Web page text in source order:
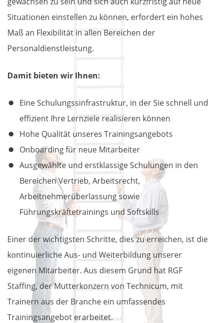
Situationen einstellen zu können, erfordert ein hohes
Maß an Flexibilität in allen Bereichen der
Personaldienstleistung.
Damit bieten wir Ihnen:
Eine Schulungssinfrastruktur, in der Sie schnell und
effizient Ihre Lernziele realisieren können
Hohe Qualität unseres Trainingsangebots
Onboarding für neue Mitarbeiter
Ausgewählte und erstklassige Schulungen in den
Bereichen Vertrieb, Arbeitsrecht,
Arbeitnehmerüberlassung sowie
Führungskräftetrainings und Softskills
Einer der wichtigsten Schritte, dies zu erreichen, ist die
kontinuierliche Aus- und Weiterbildung unserer
eigenen Mitarbeiter. Aus diesem Grund hat RGF
Staffing, der Mutterkonzern von Technicum, mit
Trainern aus der Branche ein umfassendes
Trainingsangebot erarbeitet.